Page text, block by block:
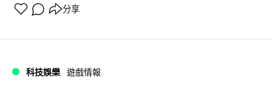
分享
科技娛樂 遊戲情報